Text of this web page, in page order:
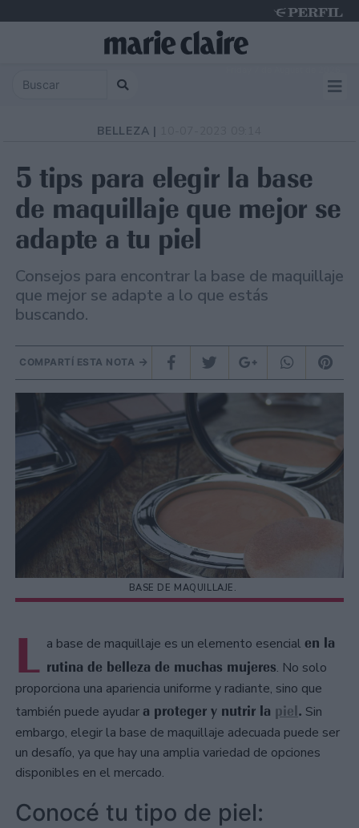
BELLEZA |
5 tips para elegir la base
de maquillaje que mejor se
adapte a tu piel
Consejos para encontrar la base de maquillaje
que mejor se adapte a lo que estás
buscando.
COMPARTÍ ESTA NOTA
BASE DE MAQUILLAJE.
L a base de maquillaje es un elemento esencial en la
rutina de belleza de muchas mujeres. No solo
proporciona una apariencia uniforme y radiante, sino que
también puede ayudar a proteger y nutrir la piel. Sin
embargo, elegir la base de maquillaje adecuada puede ser
un desafío, ya que hay una amplia variedad de opciones
disponibles en el mercado.
Conocé tu tipo de piel: